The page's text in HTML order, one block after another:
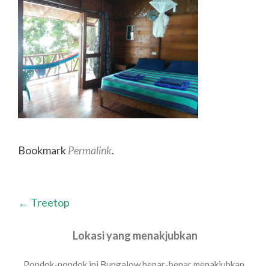
BookmarkPermalink.
Posting
← Treetop
Lokasi yang menakjubkan